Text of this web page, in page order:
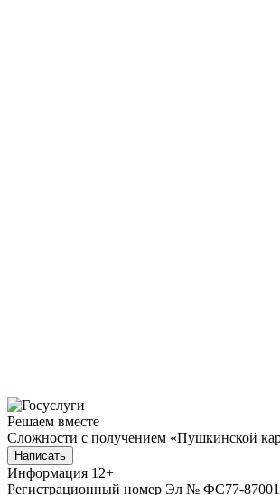
Решаем вместе
Сложности с получением «Пушкинской
Написать
Информация 12+
Регистрационный номер Эл № ФС77-87001